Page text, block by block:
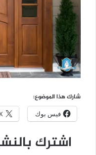
شارك هذا الموضوع:
فيس بوك
اشترك